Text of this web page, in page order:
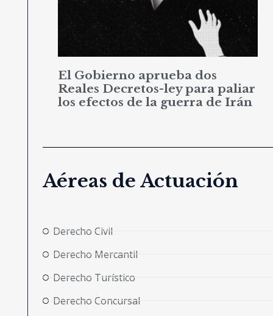
El Gobierno aprueba dos
Reales Decretos-ley para paliar
los efectos de la guerra de Irán
Aéreas de Actuación
Derecho Civil
Derecho Mercantil
Derecho Turístico
Derecho Concursal